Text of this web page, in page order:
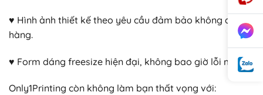
♥ Hình ảnh thiết kế theo yêu cầu đảm bảo không đụng
hàng.
♥ Form dáng freesize hiện đại, không bao giờ lỗi mốt.
Only1Printing còn không làm bạn thất vọng với: